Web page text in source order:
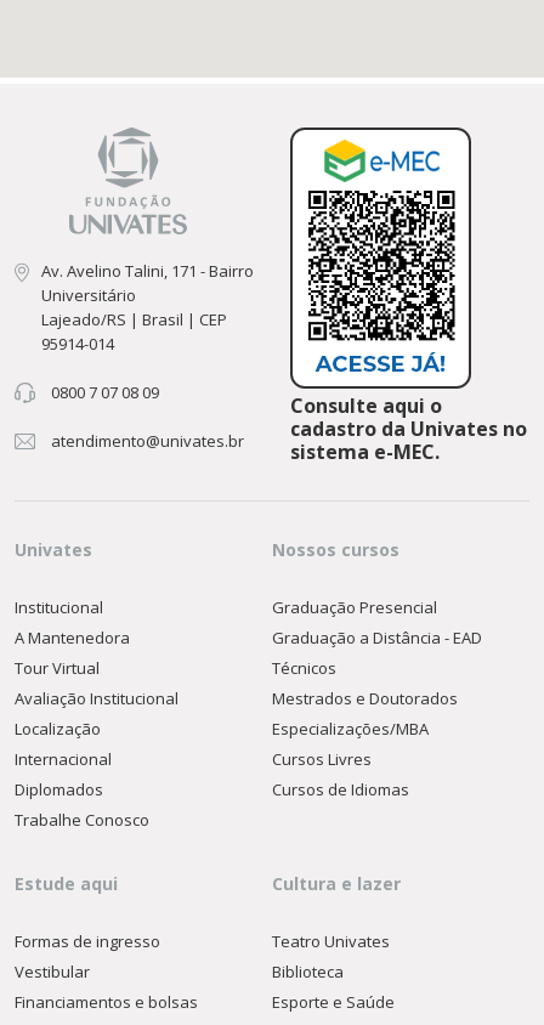
Av. Avelino Talini, 171 - Bairro
Universitário
Lajeado/RS | Brasil | CEP
95914-014
0800 7 07 08 09
atendimento@univates.br
Consulte aqui o
cadastro da Univates no
sistema e-MEC.
Univates
Institucional
A Mantenedora
Tour Virtual
Avaliação Institucional
Localização
Internacional
Diplomados
Trabalhe Conosco
Nossos cursos
Graduação Presencial
Graduação a Distância - EAD
Técnicos
Mestrados e Doutorados
Especializações/MBA
Cursos Livres
Cursos de Idiomas
Estude aqui
Formas de ingresso
Vestibular
Financiamentos e bolsas
Cultura e lazer
Teatro Univates
Biblioteca
Esporte e Saúde